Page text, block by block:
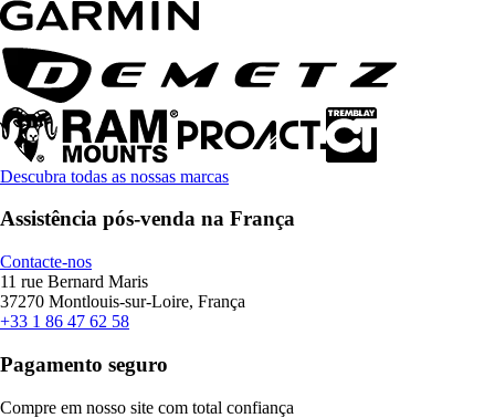
Descubra todas as nossas marcas
Assistência pós-venda na França
Contacte-nos
11 rue Bernard Maris
37270 Montlouis-sur-Loire, França
+33 1 86 47 62 58
Pagamento seguro
Compre em nosso site com total confiança